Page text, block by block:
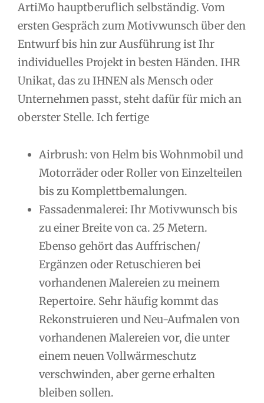
ArtiMo hauptberuflich selbständig. Vom
ersten Gespräch zum Motivwunsch über den
Entwurf bis hin zur Ausführung ist Ihr
individuelles Projekt in besten Händen. IHR
Unikat, das zu IHNEN als Mensch oder
Unternehmen passt, steht dafür für mich an
oberster Stelle. Ich fertige
Airbrush: von Helm bis Wohnmobil und
Motorräder oder Roller von Einzelteilen
bis zu Komplettbemalungen.
Fassadenmalerei: Ihr Motivwunsch bis
zu einer Breite von ca. 25 Metern.
Ebenso gehört das Auffrischen/
Ergänzen oder Retuschieren bei
vorhandenen Malereien zu meinem
Repertoire. Sehr häufig kommt das
Rekonstruieren und Neu-Aufmalen von
vorhandenen Malereien vor, die unter
einem neuen Vollwärmeschutz
verschwinden, aber gerne erhalten
bleiben sollen.